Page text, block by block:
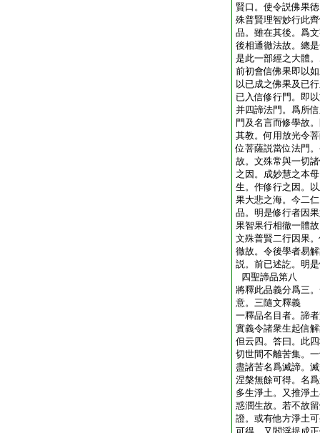
賢口。使令説佛果
殊普賢理智妙行此
品。雖在其後。爲
後相通徹法故。總
是此一部經之大體
前初會信佛果即以
以已成之佛果及已
已入信修行門。即
并四諦法門。爲所
門及名言而修學故
其教。何用放光令
位菩薩説當位法門
故。文殊常與一切
之因。成妙慧之本
生。作修行之因。
果大悲之海。今二
品。明是修行者因
果智果行相徹一體
文殊普賢二行因果
徹故。令後學者易
説。前已述訖。明
四聖諦品第八
將釋此品義分爲三
意。三隨文釋義
一釋品名目者。諦
實義令諸衆生起信
但云四。答曰。此
切世間不離苦集。
盡諸苦名爲滅諦。
涅槃無餘可得。名
多生淨土。又推淨
惑潤生故。若不故
證。或有他方淨土